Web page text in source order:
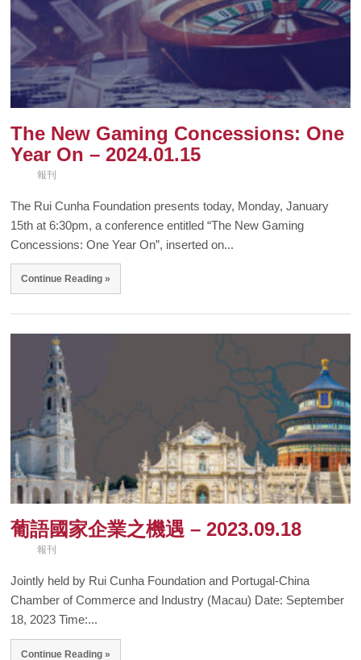
The New Gaming Concessions: One
Year On – 2024.01.15
報刊
The Rui Cunha Foundation presents today, Monday, January
15th at 6:30pm, a conference entitled “The New Gaming
Concessions: One Year On”, inserted on...
Continue Reading »
葡語國家企業之機遇 – 2023.09.18
報刊
Jointly held by Rui Cunha Foundation and Portugal-China
Chamber of Commerce and Industry (Macau) Date: September
18, 2023 Time:...
Continue Reading »